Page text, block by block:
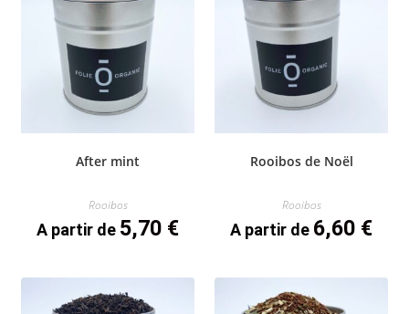
After mint
Rooibos
A partir de 5,70 €
Rooibos de Noël
Rooibos
A partir de 6,60 €